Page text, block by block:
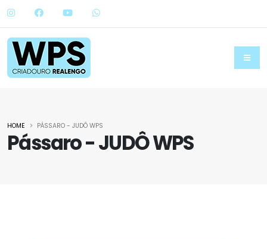
Pássaro - JUDÔ WPS
HOME PÁSSARO - JUDÔ WPS